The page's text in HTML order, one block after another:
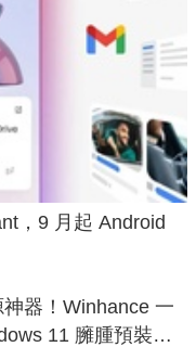
，9 月起 Android
器！Winhance 一
11 臃腫預裝軟